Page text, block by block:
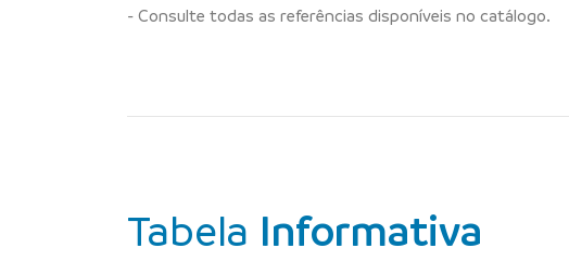
- Consulte todas as referências disponíveis no catálogo.
Tabela Informativa